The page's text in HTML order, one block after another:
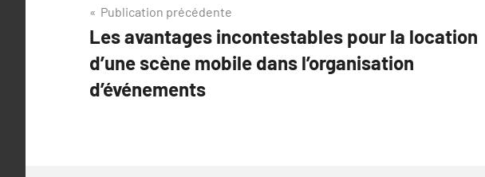
Navigation
de
l’article
Publication précédente
Les avantages incontestables pour la location
d’une scène mobile dans l’organisation
d’événements